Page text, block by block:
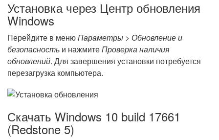
Установка через Центр обновления
Windows
Перейдите в менюПараметры > Обновление и
безопасность и нажмитеПроверка наличия
обновлений. Для завершения установки потребуется
перезагрузка компьютера.
Скачать Windows 10 build 17661
(Redstone 5)